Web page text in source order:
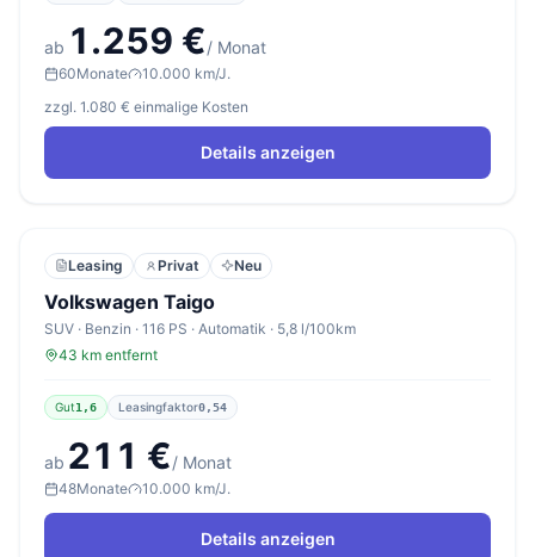
ab 1.259 €/ Monat
60Monate
10.000 km/J.
zzgl. 1.080 € einmalige Kosten
Details anzeigen
Leasing Privat Neu
Volkswagen Taigo
SUV · Benzin · 116 PS · Automatik · 5,8 l/100km
43 km entfernt
Gut1,6 Leasingfaktor0,54
ab 211 €/ Monat
48Monate 10.000 km/J.
Details anzeigen